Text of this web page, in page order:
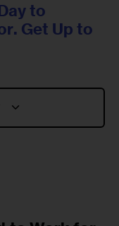
to
Get Up to